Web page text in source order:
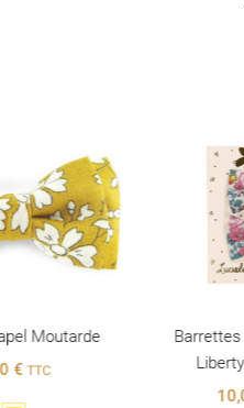
Barrettes Mini Papillon -